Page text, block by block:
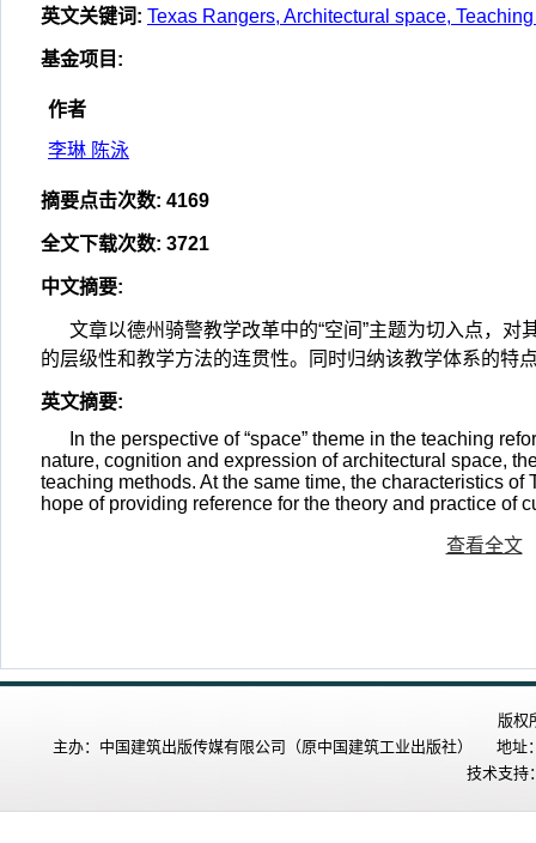
英文关键词: Texas Rangers, Architectural space,
基金项目 :
作者
李琳 陈泳
摘要点击次数: 4169
全文下载次数: 3721
中文摘要:
文章以德州骑警教学改革中的“空间”主题为切入点，
的层级性和教学方法的连贯性。同时归纳该教学体系的特
英文摘要:
In the perspective of “space” theme in the teaching
nature, cognition and expression of architectural space,
teaching methods. At the same time, the characteristics
hope of providing reference for the theory and practice of
查看全文
版权
主办：中国建筑出版传媒有限公司（原中国建筑工业出版社） 地
技术支持